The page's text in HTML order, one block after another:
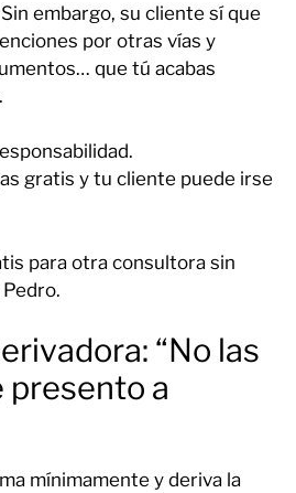
embargo, su cliente sí que
por otras vías y
que tú acabas
gratis y tu cliente puede irse
para otra consultora sin
“No las
presento a
mínimamente y deriva la